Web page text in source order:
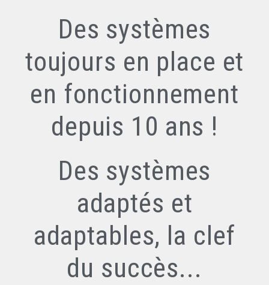
Des systèmes
toujours en place et
en fonctionnement
depuis 10 ans !
Des systèmes
adaptés et
adaptables, la clef
du succès...​